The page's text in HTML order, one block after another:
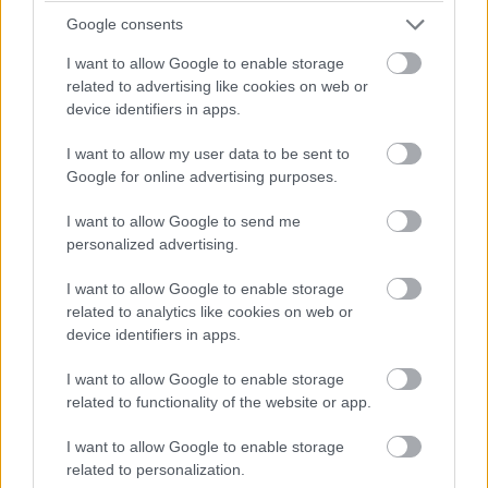
Google consents
I want to allow Google to enable storage
related to advertising like cookies on web or
device identifiers in apps.
I want to allow my user data to be sent to
Google for online advertising purposes.
I want to allow Google to send me
personalized advertising.
I want to allow Google to enable storage
related to analytics like cookies on web or
device identifiers in apps.
I want to allow Google to enable storage
related to functionality of the website or app.
I want to allow Google to enable storage
related to personalization.
odlepia a nahradia novými.
+ praktickosť, variabilita farieb a vzorov, jednoduchá
montáž, nevlnia sa, akustický komfort, vhodné na
podlahové kúrenie
– vyššia váha, prácnejšia údržba, nasiakavosť